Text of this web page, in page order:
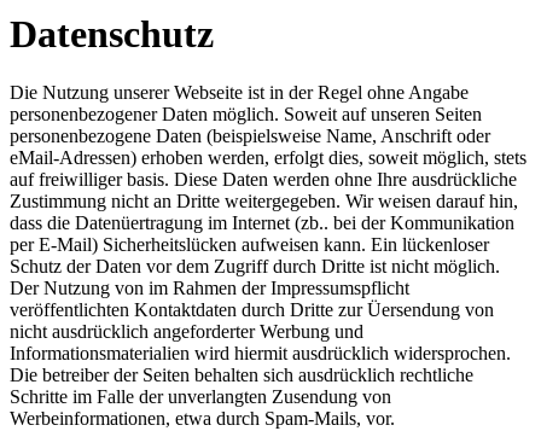
Datenschutz
Die Nutzung unserer Webseite ist in der Regel ohne Angabe
personenbezogener Daten möglich. Soweit auf unseren Seiten
personenbezogene Daten (beispielsweise Name, Anschrift oder
eMail-Adressen) erhoben werden, erfolgt dies, soweit möglich, stets
auf freiwilliger basis. Diese Daten werden ohne Ihre ausdrückliche
Zustimmung nicht an Dritte weitergegeben. Wir weisen darauf hin,
dass die Datenüertragung im Internet (zb.. bei der Kommunikation
per E-Mail) Sicherheitslücken aufweisen kann. Ein lückenloser
Schutz der Daten vor dem Zugriff durch Dritte ist nicht möglich.
Der Nutzung von im Rahmen der Impressumspflicht
veröffentlichten Kontaktdaten durch Dritte zur Üersendung von
nicht ausdrücklich angeforderter Werbung und
Informationsmaterialien wird hiermit ausdrücklich widersprochen.
Die betreiber der Seiten behalten sich ausdrücklich rechtliche
Schritte im Falle der unverlangten Zusendung von
Werbeinformationen, etwa durch Spam-Mails, vor.